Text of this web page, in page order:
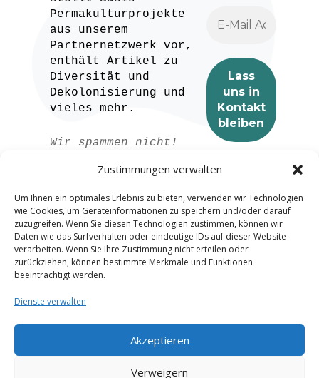
Zustimmungen verwalten
Um Ihnen ein optimales Erlebnis zu bieten, verwenden wir Technologien
wie Cookies, um Geräteinformationen zu speichern und/oder darauf
zuzugreifen. Wenn Sie diesen Technologien zustimmen, können wir
Daten wie das Surfverhalten oder eindeutige IDs auf dieser Website
verarbeiten. Wenn Sie Ihre Zustimmung nicht erteilen oder
zurückziehen, können bestimmte Merkmale und Funktionen
beeinträchtigt werden.
Dienste verwalten
Akzeptieren
Verweigern
Permakulturprojekte
aus unserem
Partnernetzwerk vor,
enthält Artikel zu
Diversität und
Dekolonisierung und
vieles mehr.
Wir spammen nicht!
Datenschutzerklärung
Informationen.